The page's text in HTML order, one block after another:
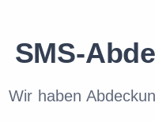
SMS-
Wir haben